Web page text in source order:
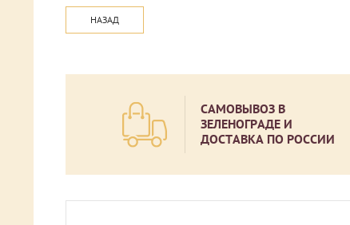
НАЗАД
САМОВЫВОЗ В
ЗЕЛЕНОГРАДЕ И
ДОСТАВКА ПО РОССИИ